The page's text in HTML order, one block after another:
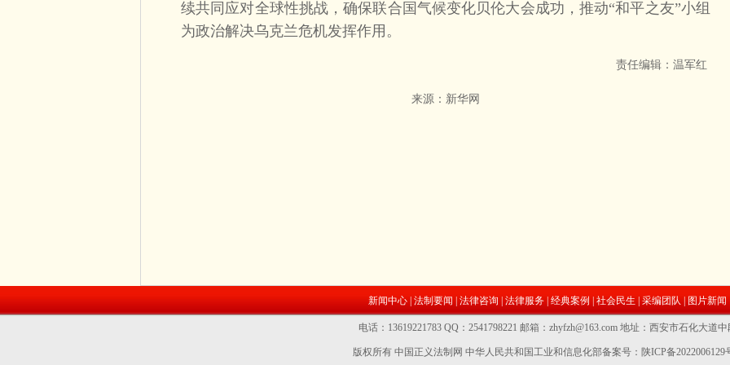
续共同应对全球性挑战，确保联合国气候变化贝伦大会成功，推动“和平之友”小组
为政治解决乌克兰危机发挥作用。
责任编辑：温军红
来源：新华网
新闻中心 法制要闻 法律咨询 法律服务 经典案例 社会民生 采编团队 图片新闻
电话：13619221783 QQ：2541798221 邮箱：zhyfzh@163.com 地址：西安市石化大道中
版权所有 中国正义法制网 中华人民共和国工业和信息化部备案号：陕ICP备2022006129